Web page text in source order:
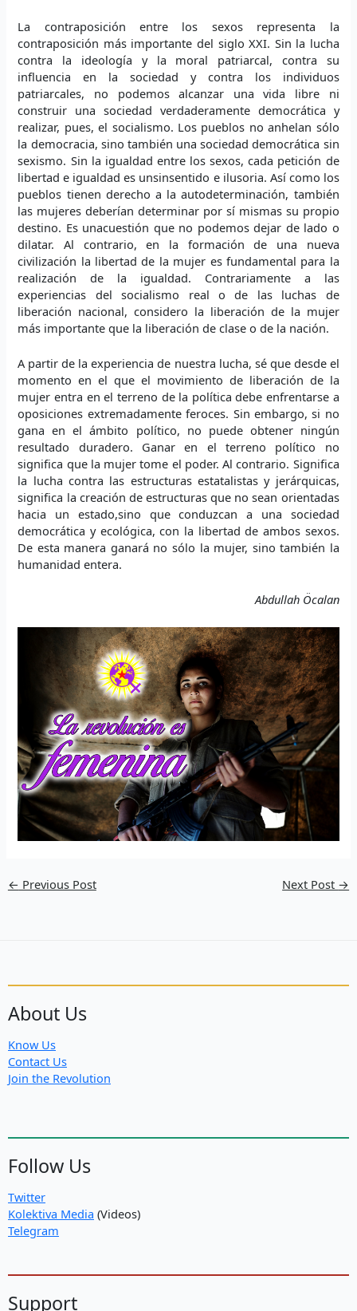
La contraposición entre los sexos representa la
contraposición más importante del siglo XXI. Sin la lucha
contra la ideología y la moral patriarcal, contra su
influencia en la sociedad y contra los individuos
patriarcales, no podemos alcanzar una vida libre ni
construir una sociedad verdaderamente democrática y
realizar, pues, el socialismo. Los pueblos no anhelan sólo
la democracia, sino también una sociedad democrática sin
sexismo. Sin la igualdad entre los sexos, cada petición de
libertad e igualdad es unsinsentido e ilusoria. Así como los
pueblos tienen derecho a la autodeterminación, también
las mujeres deberían determinar por sí mismas su propio
destino. Es unacuestión que no podemos dejar de lado o
dilatar. Al contrario, en la formación de una nueva
civilización la libertad de la mujer es fundamental para la
realización de la igualdad. Contrariamente a las
experiencias del socialismo real o de las luchas de
liberación nacional, considero la liberación de la mujer
más importante que la liberación de clase o de la nación.
A partir de la experiencia de nuestra lucha, sé que desde el
momento en el que el movimiento de liberación de la
mujer entra en el terreno de la política debe enfrentarse a
oposiciones extremadamente feroces. Sin embargo, si no
gana en el ámbito político, no puede obtener ningún
resultado duradero. Ganar en el terreno político no
significa que la mujer tome el poder. Al contrario. Significa
la lucha contra las estructuras estatalistas y jerárquicas,
significa la creación de estructuras que no sean orientadas
hacia un estado,sino que conduzcan a una sociedad
democrática y ecológica, con la libertad de ambos sexos.
De esta manera ganará no sólo la mujer, sino también la
humanidad entera.
Abdullah Öcalan
← Previous Post Next Post →
About Us
Know Us
Contact Us
Join the Revolution
Follow Us
Twitter
Kolektiva Media (Videos)
Telegram
Support